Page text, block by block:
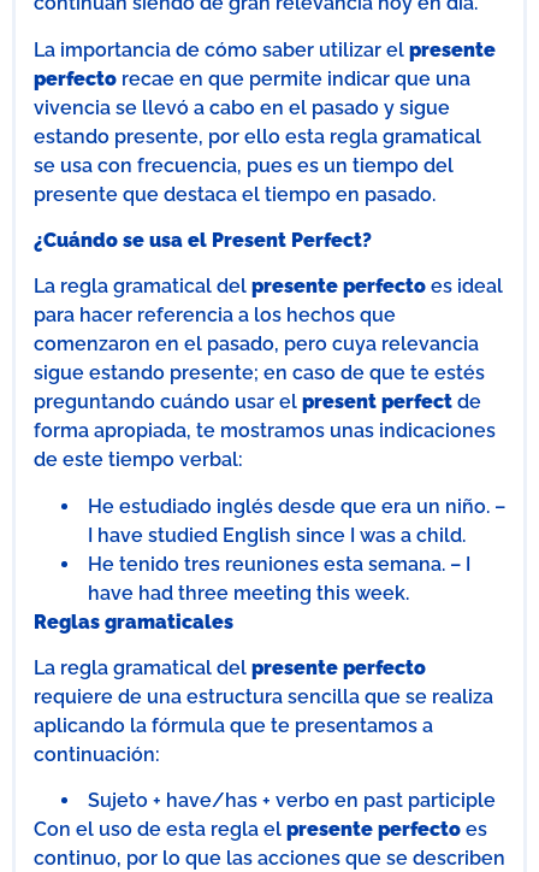
La importancia de cómo saber utilizar el presente
perfecto recae en que permite indicar que una
vivencia se llevó a cabo en el pasado y sigue
estando presente, por ello esta regla gramatical
se usa con frecuencia, pues es un tiempo del
presente que destaca el tiempo en pasado.
¿Cuándo se usa el Present Perfect?
La regla gramatical del presente perfecto es ideal
para hacer referencia a los hechos que
comenzaron en el pasado, pero cuya relevancia
sigue estando presente; en caso de que te estés
preguntando cuándo usar el present perfect de
forma apropiada, te mostramos unas indicaciones
de este tiempo verbal:
He estudiado inglés desde que era un niño. –
I have studied English since I was a child.
He tenido tres reuniones esta semana. – I
have had three meeting this week.
Reglas gramaticales
La regla gramatical del presente perfecto
requiere de una estructura sencilla que se realiza
aplicando la fórmula que te presentamos a
continuación:
Sujeto + have/has + verbo en past participle
Con el uso de esta regla el presente perfecto es
continuo, por lo que las acciones que se describen